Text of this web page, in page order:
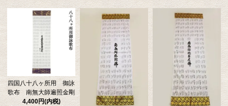
四国八十八ヶ所用 御詠
歌布 南無大師遍照金剛
4,400円(内税)